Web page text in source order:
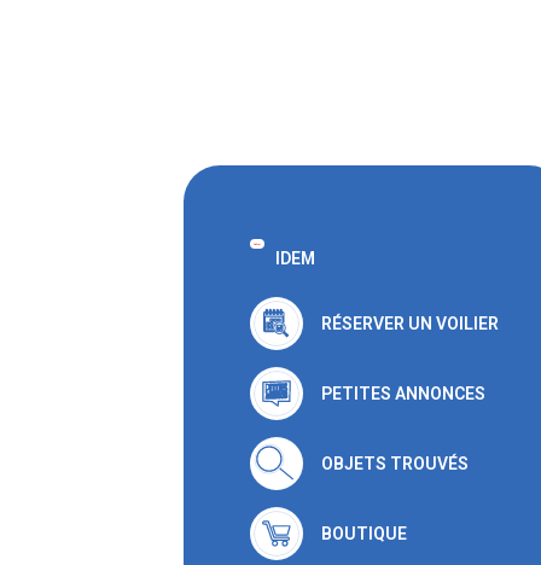
IDEM
RÉSERVER UN VOILIER
PETITES ANNONCES
OBJETS TROUVÉS
BOUTIQUE